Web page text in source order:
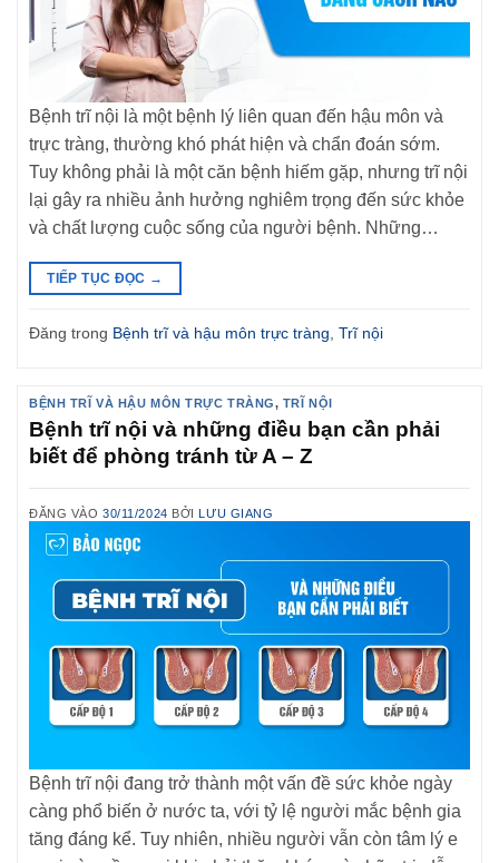
Bệnh trĩ nội là một bệnh lý liên quan đến hậu môn và
trực tràng, thường khó phát hiện và chẩn đoán sớm.
Tuy không phải là một căn bệnh hiếm gặp, nhưng trĩ nội
lại gây ra nhiều ảnh hưởng nghiêm trọng đến sức khỏe
và chất lượng cuộc sống của người bệnh. Những…
TIẾP TỤC ĐỌC →
Đăng trong Bệnh trĩ và hậu môn trực tràng, Trĩ nội
BỆNH TRĨ VÀ HẬU MÔN TRỰC TRÀNG, TRĨ NỘI
Bệnh trĩ nội và những điều bạn cần phải
biết để phòng tránh từ A – Z
ĐĂNG VÀO30/11/2024 BỞILƯU GIANG
Bệnh trĩ nội đang trở thành một vấn đề sức khỏe ngày
càng phổ biến ở nước ta, với tỷ lệ người mắc bệnh gia
tăng đáng kể. Tuy nhiên, nhiều người vẫn còn tâm lý e